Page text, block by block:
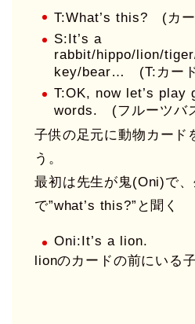
T:What’s this? (カー
S:It’s a
rabbit/hippo/lion/
key/bear… (T:カード
T:OK, now let’s play
words. (フルーツバ
子供の足元に動物カード
う。
最初は先生が鬼(Oni)で、
で”what’s this?”と聞く
Oni:It’s a lion.
lionのカードの前にいる